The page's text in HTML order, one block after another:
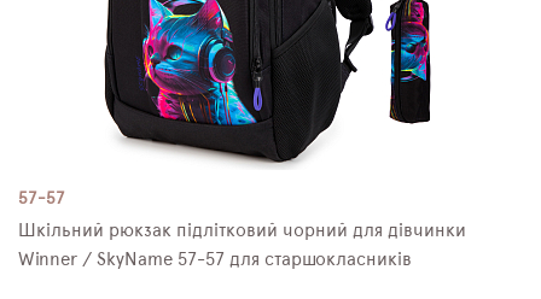
57-57
Шкільний рюкзак підлітковий чорний для дівчинки
Winner / SkyNamе 57-57 для старшокласників